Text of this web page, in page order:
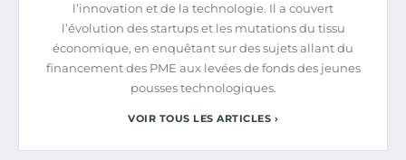
l’innovation et de la technologie. Il a couvert
l’évolution des startups et les mutations du tissu
économique, en enquêtant sur des sujets allant du
financement des PME aux levées de fonds des jeunes
pousses technologiques.
VOIR TOUS LES ARTICLES ›